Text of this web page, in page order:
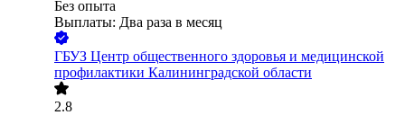
Без опыта
Выплаты: Два раза в месяц
ГБУЗ Центр общественного здоровья и медицинской
профилактики Калининградской области
2.8